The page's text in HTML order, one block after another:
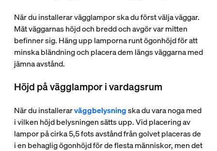
När du installerar vägglampor ska du först välja väggar.
Mät väggarnas höjd och bredd och avgör var mitten
befinner sig. Häng upp lamporna runt ögonhöjd för att
minska bländning och placera dem längs väggarna med
jämna avstånd.
Höjd på vägglampor i vardagsrum
När du installerarväggbelysningska du vara noga med
i vilken höjd belysningen sätts upp. Vid placering av
lampor på cirka 5,5 fots avstånd från golvet placeras de
i en behaglig ögonhöjd för de flesta människor, men det